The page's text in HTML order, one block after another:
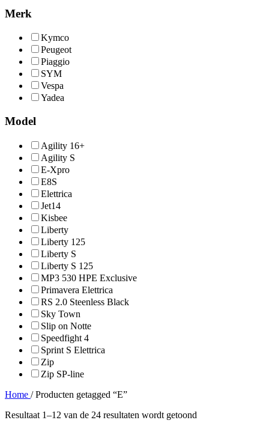
Merk
Kymco
Peugeot
Piaggio
SYM
Vespa
Yadea
Model
Agility 16+
Agility S
E-Xpro
E8S
Elettrica
Jet14
Kisbee
Liberty
Liberty 125
Liberty S
Liberty S 125
MP3 530 HPE Exclusive
Primavera Elettrica
RS 2.0 Steenless Black
Sky Town
Slip on Notte
Speedfight 4
Sprint S Elettrica
Zip
Zip SP-line
Home / Producten getagged “E”
Resultaat 1–12 van de 24 resultaten wordt getoond